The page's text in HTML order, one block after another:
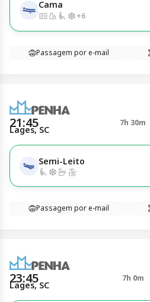
Cama
+6
Passagem por e-mail
21:45 7h 30m
Lages, SC
Semi-Leito
Passagem por e-mail
23:45 7h 0m
Lages, SC